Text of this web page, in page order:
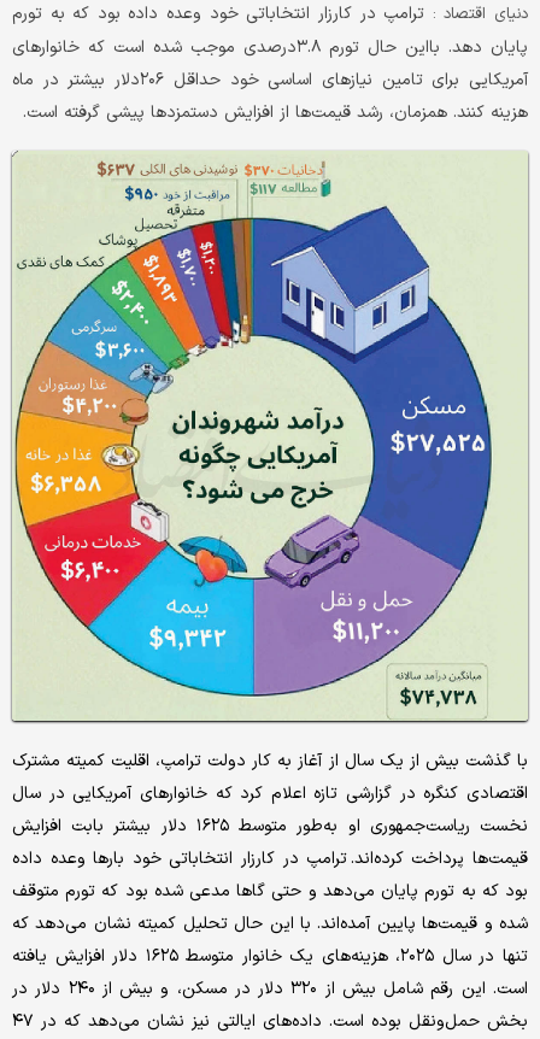
دنیای اقتصاد : ترامپ در کارزار انتخاباتی خود وعده داده بود که به تورم
پایان ‌دهد. بااین حال تورم ۳.۸درصدی موجب شده است که خانوارهای
آمریکایی برای تامین نیازهای اساسی خود حداقل ۲۰۶دلار بیشتر در ماه
هزینه کنند. همزمان، رشد قیمت‌ها از افزایش دستمزدها پیشی گرفته است.
با گذشت بیش از یک سال از آغاز به کار دولت ترامپ، اقلیت کمیته مشترک
اقتصادی کنگره در گزارشی تازه اعلام کرد که خانوارهای آمریکایی در سال
نخست ریاست‌جمهوری او به‌طور متوسط ۱۶۲۵ دلار بیشتر بابت افزایش
قیمت‌ها پرداخت کرده‌اند. ترامپ در کارزار انتخاباتی خود بارها وعده داده
بود که به تورم پایان می‌دهد و حتی گاها مدعی شده بود که تورم متوقف
شده و قیمت‌ها پایین آمده‌اند. با این حال تحلیل کمیته نشان می‌دهد که
تنها در سال ۲۰۲۵، هزینه‌های یک خانوار متوسط ۱۶۲۵ دلار افزایش یافته
است. این رقم شامل بیش از ۳۲۰ دلار در مسکن، و بیش از ۲۴۰ دلار در
بخش حمل‌ونقل بوده است. داده‌های ایالتی نیز نشان می‌دهد که در ۴۷